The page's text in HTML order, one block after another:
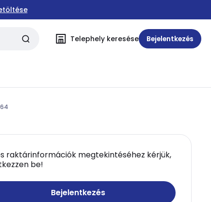
Telephely keresése Bejelentkezés
raktárinformációk megtekintéséhez kérjük,
be!
Bejelentkezés